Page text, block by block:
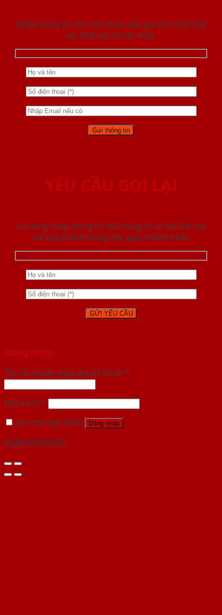
Nhập thông tin để nhận được báo giá mới nhât đầy
đủ nhất và chi tiết nhất.
YÊU CẦU GỌI LẠI
Vui lòng nhập thông tin để chúng tôi có thể liên hệ
với quý khách trong thời gian nhanh nhất.
Đăng nhập
Tên tài khoản hoặc địa chỉ email *
Mật khẩu *
Ghi nhớ mật khẩu
Đăng nhập
Quên mật khẩu?